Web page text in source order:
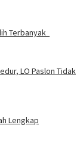
Terbanyak
LO Paslon Tidak
Lengkap